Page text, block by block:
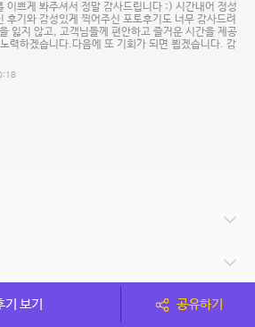
이쁘게 봐주셔서 정말 감사드립니다 :) 시간내어 정성
후기와 감성있게 찍어주신 포토후기도 너무 감사드려
잃지 않고, 고객님들께 편안하고 즐거운 시간을 제공
력하겠습니다.다음에 또 기회가 되면 뵙겠습니다. 감
기 보기 공유하기